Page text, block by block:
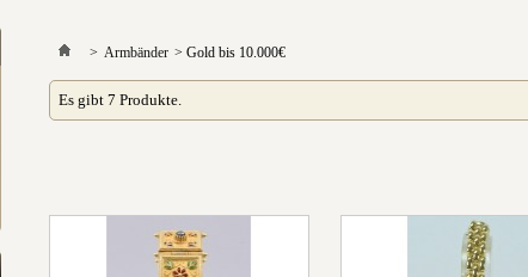
> Armbänder > Gold bis 10.000€
Es gibt 7 Produkte.